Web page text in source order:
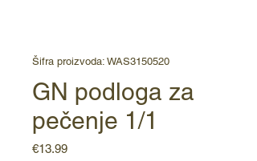
Šifra proizvoda: WAS3150520
GN podloga za
pečenje 1/1
€13.99Cijena